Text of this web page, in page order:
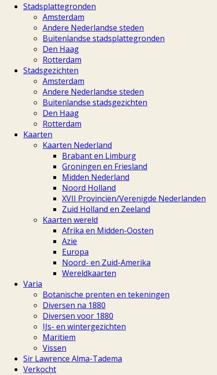
Stadsplattegronden
Amsterdam
Andere Nederlandse steden
Buitenlandse stadsplattegronden
Den Haag
Rotterdam
Stadsgezichten
Amsterdam
Andere Nederlandse steden
Buitenlandse stadsgezichten
Den Haag
Rotterdam
Kaarten
Kaarten Nederland
Brabant en Limburg
Groningen en Friesland
Midden Nederland
Noord Holland
XVII Provinciën/Verenigde Nederlanden
Zuid Holland en Zeeland
Kaarten wereld
Afrika en Midden-Oosten
Azie
Europa
Noord- en Zuid-Amerika
Wereldkaarten
Varia
Botanische prenten en tekeningen
Diversen na 1880
Diversen voor 1880
IJs- en wintergezichten
Maritiem
Vissen
Sir Lawrence Alma-Tadema
Verkocht